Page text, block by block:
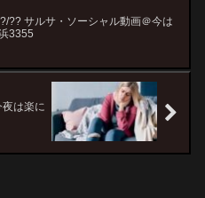
?? サルサ・ソーシャル動画＠今は
3355
は楽に